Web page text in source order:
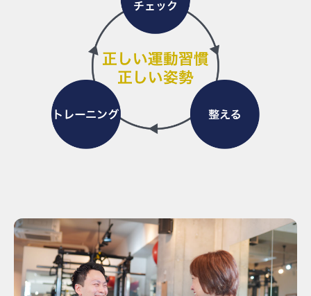
ョ
ニ
ン
グ
自